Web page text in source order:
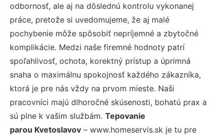
odbornosť, ale aj na dôslednú kontrolu vykonanej
práce, pretože si uvedomujeme, že aj malé
pochybenie môže spôsobiť nepríjemné a zbytočné
komplikácie. Medzi naše firemné hodnoty patrí
spoľahlivosť, ochota, korektný prístup a úprimná
snaha o maximálnu spokojnosť každého zákazníka,
ktorá je pre nás vždy na prvom mieste. Naši
pracovníci majú dlhoročné skúsenosti, bohatú prax a
sú plne k vašim službám. Tepovanie
parou Kvetoslavov – www.homeservis.sk je tu pre